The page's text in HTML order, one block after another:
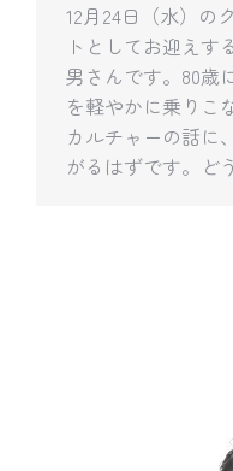
12月24日（水）の
トとしてお迎えす
男さんです。80歳
を軽やかに乗りこ
カルチャーの話に
がるはずです。ど